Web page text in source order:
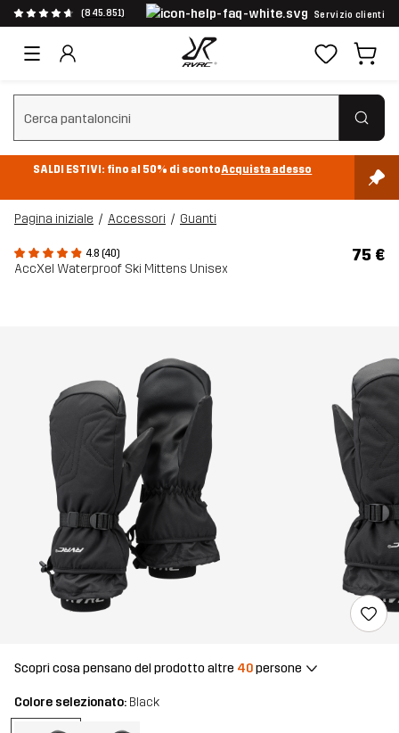
(845.851) Servizio clienti
Cancella ricerca
SALDI ESTIVI: fino al 50% di scontoAcquista adesso
Pagina iniziale Accessori Guanti
4.8 (40)
AccXel Waterproof Ski Mittens Unisex
75 €
Scopri cosa pensano del prodotto altre 40persone
Colore selezionato: Black